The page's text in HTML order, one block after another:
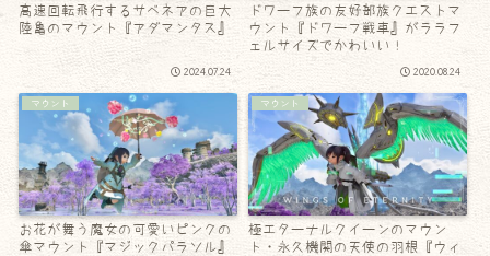
高速回転飛行するサベネアの巨大
陸亀のマウント『アダマンタス』
2024.07.24
ドワーフ族の友好部族クエストマ
ウント『ドワーフ戦車』がララフ
ェルサイズでかわいい！
2020.08.24
マウント
お花が舞う魔女の可愛いピンクの
傘マウント『マジックパラソル』
マウント
極エターナルクイーンのマウン
ト・永久機関の天使の羽根『ウィ